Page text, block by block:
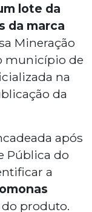
lote da
da marca
Mineração
município de
na
da
após
Pública do
a
produto.